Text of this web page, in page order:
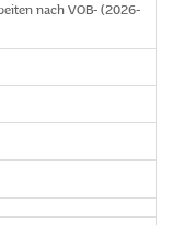
nach VOB- (2026-